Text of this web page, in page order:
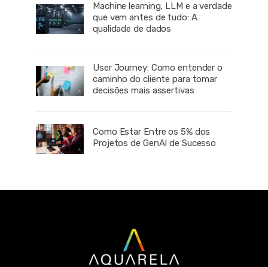
Machine learning, LLM e a verdade
que vem antes de tudo: A
qualidade de dados
User Journey: Como entender o
caminho do cliente para tomar
decisões mais assertivas
Como Estar Entre os 5% dos
Projetos de GenAI de Sucesso